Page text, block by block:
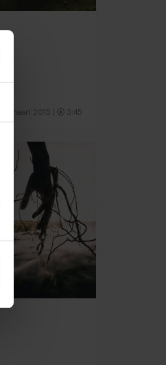
5 maart 2015 3:45